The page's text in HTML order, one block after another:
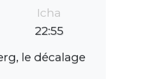
Icha
22:55
le décalage